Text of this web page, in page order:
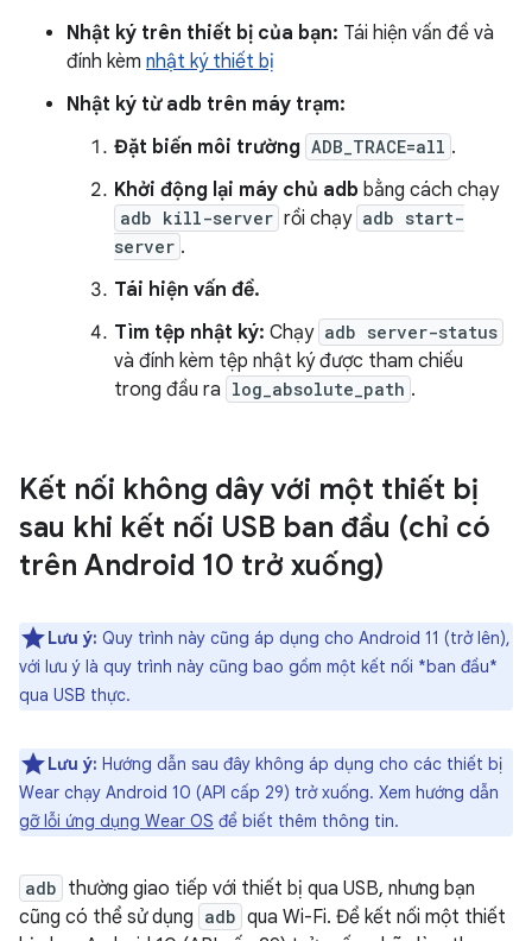
Nhật ký trên thiết bị của bạn: Tái hiện vấn đề và
đính kèm nhật ký thiết bị
Nhật ký từ adb trên máy trạm:
Đặt biến môi trường ADB_TRACE=all .
Khởi động lại máy chủ adb bằng cách chạy
adb kill-server rồi chạy adb start-
server .
Tái hiện vấn đề.
Tìm tệp nhật ký: Chạy adb server-status
và đính kèm tệp nhật ký được tham chiếu
trong đầu ra log_absolute_path .
Kết nối không dây với một thiết bị
sau khi kết nối USB ban đầu (chỉ có
trên Android 10 trở xuống)
Lưu ý: Quy trình này cũng áp dụng cho Android 11 (trở lên),
với lưu ý là quy trình này cũng bao gồm một kết nối *ban đầu*
qua USB thực.
Lưu ý: Hướng dẫn sau đây không áp dụng cho các thiết bị
Wear chạy Android 10 (API cấp 29) trở xuống. Xem hướng dẫn
gỡ lỗi ứng dụng Wear OS để biết thêm thông tin.
adb thường giao tiếp với thiết bị qua USB, nhưng bạn
cũng có thể sử dụng adb qua Wi-Fi. Để kết nối một thiết